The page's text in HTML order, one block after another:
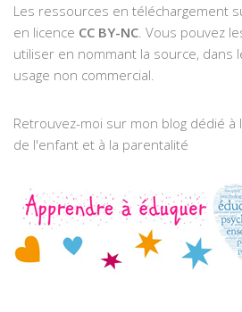
Les ressources en téléchargement
en licence CC BY-NC . Vous pouvez
utiliser en nommant la source, dans
usage non commercial.
Retrouvez-moi sur mon blog dédié à
de l'enfant et à la parentalité